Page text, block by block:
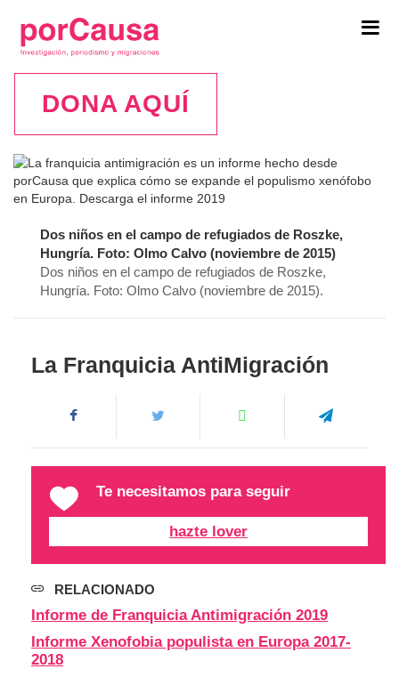
DONA AQUÍ
Dos niños en el campo de refugiados de Roszke,
Hungría. Foto: Olmo Calvo (noviembre de 2015)
Dos niños en el campo de refugiados de Roszke,
Hungría. Foto: Olmo Calvo (noviembre de 2015).
La Franquicia AntiMigración
Te necesitamos para seguir
hazte lover
RELACIONADO
Informe de Franquicia Antimigración 2019
Informe Xenofobia populista en Europa 2017-
2018